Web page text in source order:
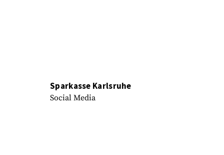
Sparkasse Karlsruhe
Social Media